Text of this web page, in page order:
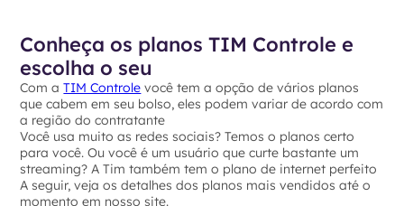
Conheça os planos TIM Controle e
escolha o seu
Com aTIM Controle você tem a opção de vários planos
que cabem em seu bolso, eles podem variar de acordo com
a região do contratante
Você usa muito as redes sociais? Temos o planos certo
para você. Ou você é um usuário que curte bastante um
streaming? A Tim também tem o plano de internet perfeito
A seguir, veja os detalhes dos planos mais vendidos até o
momento em nosso site.